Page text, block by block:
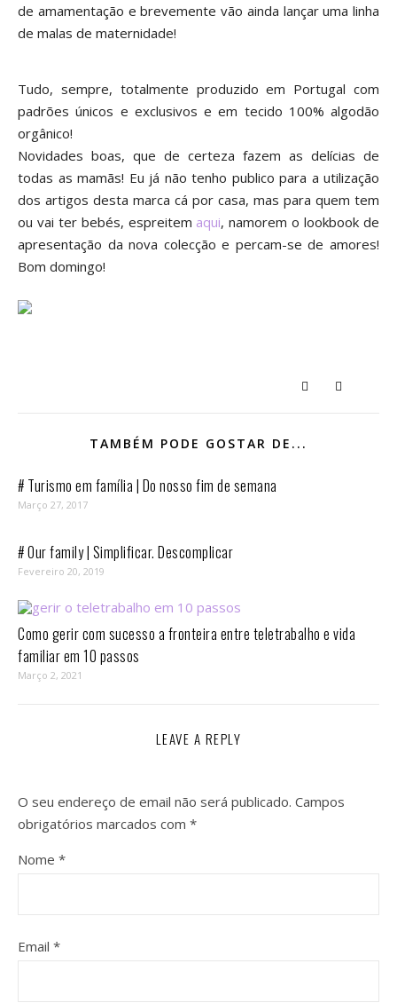
de amamentação e brevemente vão ainda lançar uma linha
de malas de maternidade!
Tudo, sempre, totalmente produzido em Portugal com
padrões únicos e exclusivos e em tecido 100% algodão
orgânico!
Novidades boas, que de certeza fazem as delícias de
todas as mamãs! Eu já não tenho publico para a utilização
dos artigos desta marca cá por casa, mas para quem tem
ou vai ter bebés, espreitem aqui, namorem olookbook de
apresentação da nova colecção e percam-se de amores!
Bom domingo!
TAMBÉM PODE GOSTAR DE...
# Turismo em família | Do nosso fim de semana
Março 27, 2017
# Our family | Simplificar. Descomplicar
Fevereiro 20, 2019
Como gerir com sucesso a fronteira entre teletrabalho e vida
familiar em 10 passos⁣
Março 2, 2021
LEAVE A REPLY
O seu endereço de email não será publicado. Campos
obrigatórios marcados com *
Nome *
Email *